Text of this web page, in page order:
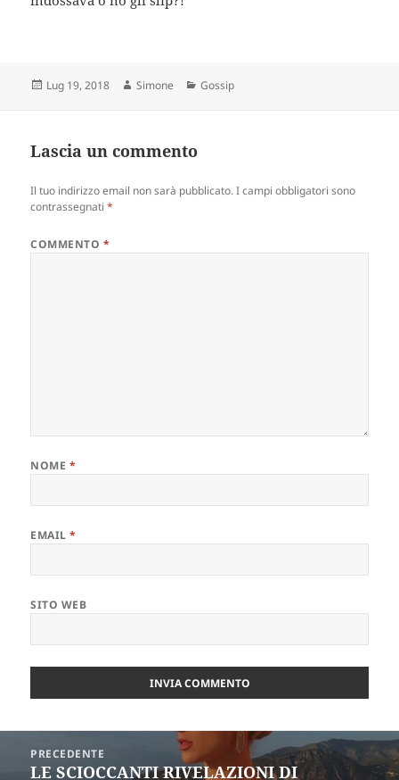
Scritto
Lug 19, 2018 Autore
Simone Categorie
Gossip
Lascia un commento
Il tuo indirizzo email non sarà pubblicato. I campi obbligatori sono
contrassegnati*
COMMENTO *
NOME *
EMAIL*
SITO WEB
articoliPRECEDENTE
Articolo
LE SCIOCCANTI RIVELAZIONI DI